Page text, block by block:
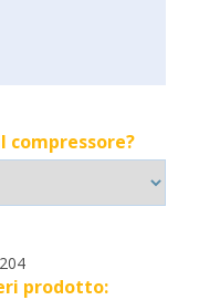
compressore?
prodotto: